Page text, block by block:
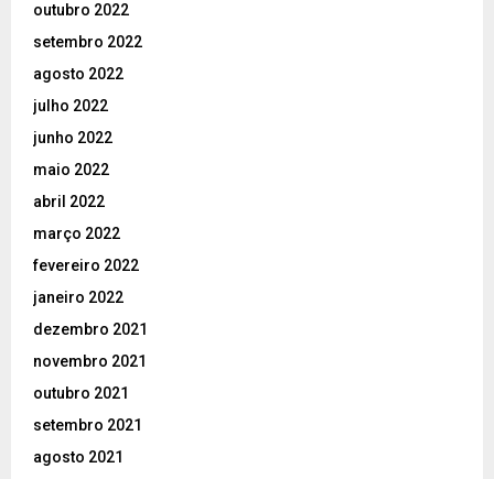
outubro 2022
setembro 2022
agosto 2022
julho 2022
junho 2022
maio 2022
abril 2022
março 2022
fevereiro 2022
janeiro 2022
dezembro 2021
novembro 2021
outubro 2021
setembro 2021
agosto 2021